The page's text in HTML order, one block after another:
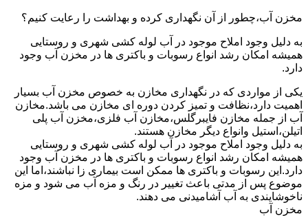
مخزن آب،چطور از آن نگهداری کرده و بهداشت را رعایت کنیم؟
به دلیل وجود املاح موجود در آب لوله کشی شهری و روستایی
همیشه امکان رشد انواع رسوبات و باکتری ها در مخزن آب وجود
دارد.
یکی از مواردی که در نگهداری مخازن به خصوص مخزن آب بسیار
اهمیت دارد،نظافت و تمیز کردن دوره ای مخازن می باشد.مخازن
آب از جمله مخازن فایبرگلس،مخازن آب فلزی،مخزن آب پلی
اتیلن،استیل وانواع دیگر مخازن هستند.
به دلیل وجود املاح موجود در آب لوله کشی شهری و روستایی
همیشه امکان رشد انواع رسوبات و باکتری ها در مخزن آب وجود
دارد.این رسوبات و باکتری ها ممکن است بیماری زا نباشند،اما این
موضوع پس از مدتی باعث تغییر در رنگ و مزه آب می شود و مزه
ناخوشایندی به آب آشامیدنی می دهند.
مخزن آب